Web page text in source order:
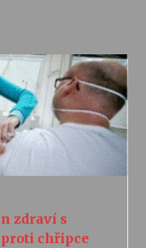
zdraví s
chřipce